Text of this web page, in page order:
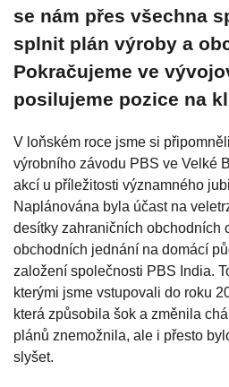
se nám přes všechna
splnit plán výroby a
Pokračujeme ve
posilujeme pozice na
V loňském roce jsme si
výrobního závodu PBS ve Velké
akcí u příležitosti významného
Naplánována byla účast na
desítky zahraničních obchodních
obchodních jednání na domácí
založení společnosti PBS India.
kterými jsme vstupovali do roku
která způsobila šok a změnila
plánů znemožnila, ale i přesto
slyšet.